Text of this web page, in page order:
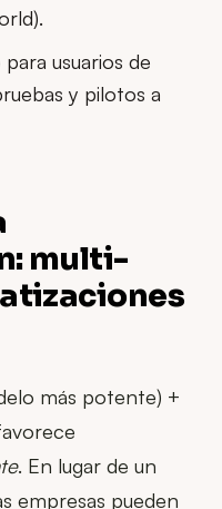
usuarios de
y pilotos a
multi-
más potente) +
. En lugar de un
empresas pueden